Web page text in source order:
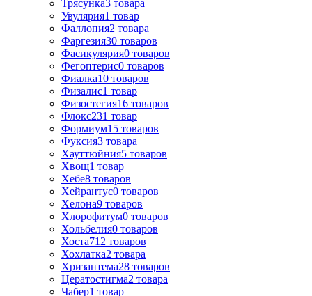
Трясунка3 товара
Увулярия1 товар
Фаллопия2 товара
Фаргезия30 товаров
Фасикулярия0 товаров
Фегоптерис0 товаров
Фиалка10 товаров
Физалис1 товар
Физостегия16 товаров
Флокс231 товар
Формиум15 товаров
Фуксия3 товара
Хауттюйния5 товаров
Хвощ1 товар
Хебе8 товаров
Хейрантус0 товаров
Хелона9 товаров
Хлорофитум0 товаров
Хольбелия0 товаров
Хоста712 товаров
Хохлатка2 товара
Хризантема28 товаров
Цератостигма2 товара
Чабер1 товар